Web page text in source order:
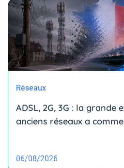
Réseaux
ADSL, 2G, 3G : la grande
anciens réseaux a
06/08/2026